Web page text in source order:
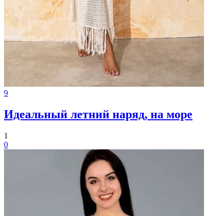
9
Идеальный летний наряд, на море
1
0